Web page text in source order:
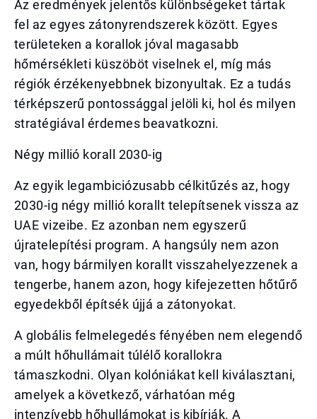
Az eredmények jelentős különbségeket tártak
fel az egyes zátonyrendszerek között. Egyes
területeken a korallok jóval magasabb
hőmérsékleti küszöböt viselnek el, míg más
régiók érzékenyebbnek bizonyultak. Ez a tudás
térképszerű pontossággal jelöli ki, hol és milyen
stratégiával érdemes beavatkozni.
Négy millió korall 2030-ig
Az egyik legambiciózusabb célkitűzés az, hogy
2030-ig négy millió korallt telepítsenek vissza az
UAE vizeibe. Ez azonban nem egyszerű
újratelepítési program. A hangsúly nem azon
van, hogy bármilyen korallt visszahelyezzenek a
tengerbe, hanem azon, hogy kifejezetten hőtűrő
egyedekből építsék újjá a zátonyokat.
A globális felmelegedés fényében nem elegendő
a múlt hőhullámait túlélő korallokra
támaszkodni. Olyan kolóniákat kell kiválasztani,
amelyek a következő, várhatóan még
intenzívebb hőhullámokat is kibírják. A